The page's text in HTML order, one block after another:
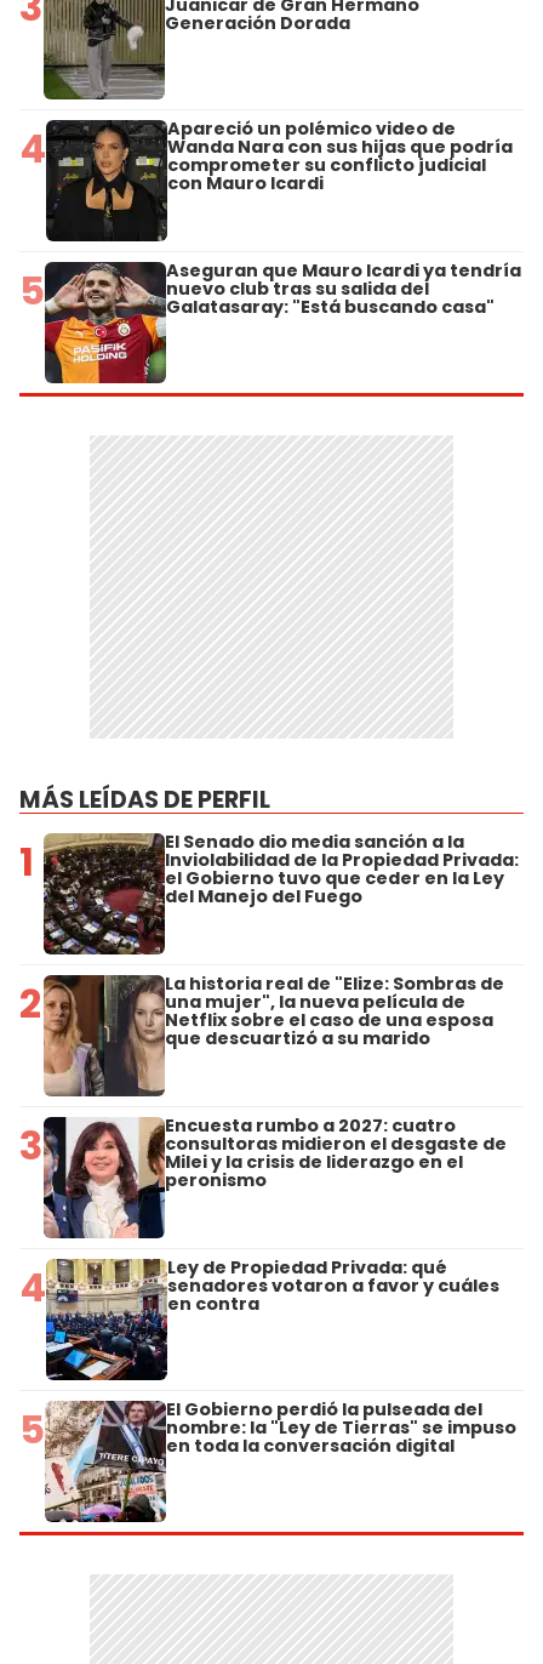
Juanicar de Gran Hermano
Generación Dorada
4 Apareció un polémico video de
Wanda Nara con sus hijas que podría
comprometer su conflicto judicial
con Mauro Icardi
5 Aseguran que Mauro Icardi ya tendría
nuevo club tras su salida del
Galatasaray: "Está buscando casa"
MÁS LEÍDAS DE PERFIL
1 El Senado dio media sanción a la
Inviolabilidad de la Propiedad Privada:
el Gobierno tuvo que ceder en la Ley
del Manejo del Fuego
2 La historia real de "Elize: Sombras de
una mujer", la nueva película de
Netflix sobre el caso de una esposa
que descuartizó a su marido
3 Encuesta rumbo a 2027: cuatro
consultoras midieron el desgaste de
Milei y la crisis de liderazgo en el
peronismo
4 Ley de Propiedad Privada: qué
senadores votaron a favor y cuáles
en contra
5 El Gobierno perdió la pulseada del
nombre: la "Ley de Tierras" se impuso
en toda la conversación digital